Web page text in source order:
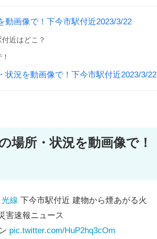
動画像で！下今市駅付近2023/3/22
近はどこ？
状況を動画像で！下今市駅付近2023/3/22
場所・状況を動画像で！
線 下今市駅付近 建物から煙あがる火
害速報ニュース
pic.twitter.com/HuP2hq3cOm